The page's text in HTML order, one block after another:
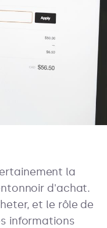
la
d'achat.
et le rôle de
informations